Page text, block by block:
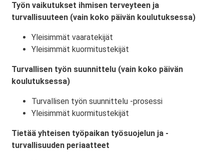
Työn vaikutukset ihmisen terveyteen ja
turvallisuuteen (vain koko päivän koulutuksessa)
Yleisimmät vaaratekijät
Yleisimmät kuormitustekijät
Turvallisen työn suunnittelu (vain koko päivän
koulutuksessa)
Turvallisen työn suunnittelu -prosessi
Yleisimmät kuormitustekijät
Tietää yhteisen työpaikan työsuojelun ja -
turvallisuuden periaatteet